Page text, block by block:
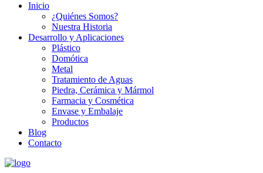
Inicio
¿Quiénes Somos?
Nuestra Historia
Desarrollo y Aplicaciones
Plástico
Domótica
Metal
Tratamiento de Aguas
Piedra, Cerámica y Mármol
Farmacia y Cosmética
Envase y Embalaje
Productos
Blog
Contacto